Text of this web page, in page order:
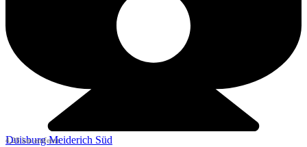
Duisburg Meiderich Süd
4,28 km entfernt